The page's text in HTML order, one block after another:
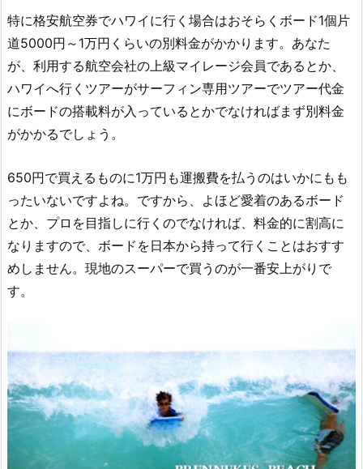
特に格安航空券でハワイに行く場合はおそらくボード1個片
道5000円～1万円くらいの別料金がかかります。あなた
が、利用する航空会社の上級マイレージ会員であるとか、
ハワイへ行くツアーがサーフィン専用ツアーでツアー代金
にボードの搭載料が入っているとかでなければまず別料金
がかかるでしょう。
650円で買えるものに1万円も運搬費を払うのはいかにもも
ったいないですよね。ですから、よほど愛着のあるボード
とか、プロを目指しに行くのでなければ、料金的に割高に
なりますので、ボードを日本から持って行くことはおすす
めしません。現地のスーパーで買うのが一番安上がりで
す。